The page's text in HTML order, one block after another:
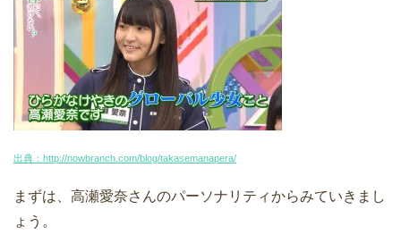
出典：http://nowbranch.com/blog/takasemanapera/
まずは、高瀬愛奈さんのパーソナリティからみていきまし
ょう。